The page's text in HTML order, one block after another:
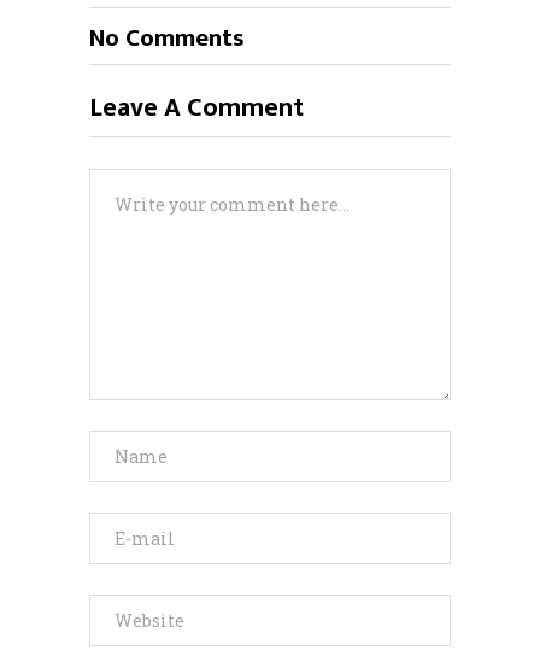
No Comments
Leave A Comment